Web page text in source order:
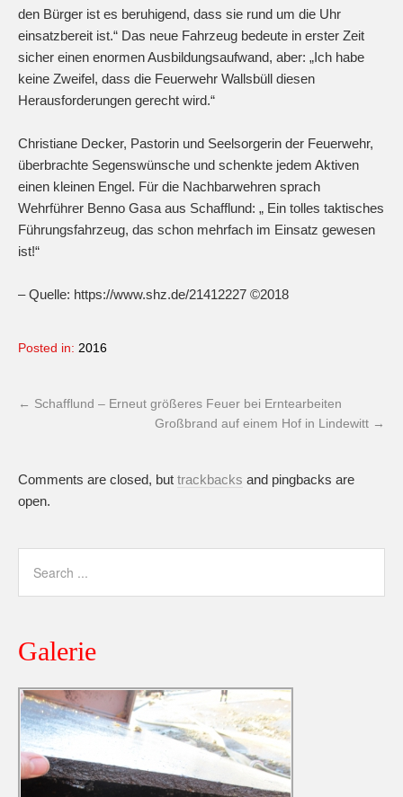
den Bürger ist es beruhigend, dass sie rund um die Uhr
einsatzbereit ist.“ Das neue Fahrzeug bedeute in erster Zeit
sicher einen enormen Ausbildungsaufwand, aber: „Ich habe
keine Zweifel, dass die Feuerwehr Wallsbüll diesen
Herausforderungen gerecht wird.“
Christiane Decker, Pastorin und Seelsorgerin der Feuerwehr,
überbrachte Segenswünsche und schenkte jedem Aktiven
einen kleinen Engel. Für die Nachbarwehren sprach
Wehrführer Benno Gasa aus Schafflund: „ Ein tolles taktisches
Führungsfahrzeug, das schon mehrfach im Einsatz gewesen
ist!“
– Quelle: https://www.shz.de/21412227 ©2018
Posted in: 2016
← Schafflund – Erneut größeres Feuer bei Erntearbeiten
Großbrand auf einem Hof in Lindewitt →
Comments are closed, but trackbacks and pingbacks are
open.
Galerie